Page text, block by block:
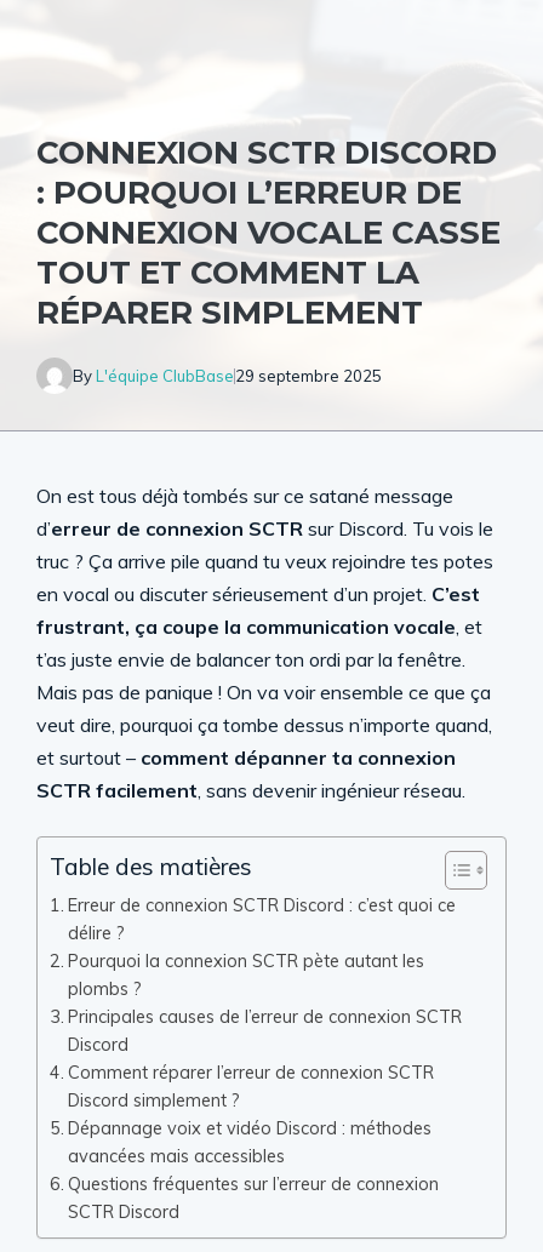
CONNEXION SCTR DISCORD
: POURQUOI L’ERREUR DE
CONNEXION VOCALE CASSE
TOUT ET COMMENT LA
RÉPARER SIMPLEMENT
ByL'équipe ClubBase29 septembre 2025
On est tous déjà tombés sur ce satané message
d’erreur de connexion SCTR sur Discord. Tu vois le
truc ? Ça arrive pile quand tu veux rejoindre tes potes
en vocal ou discuter sérieusement d’un projet. C’est
frustrant, ça coupe la communication vocale, et
t’as juste envie de balancer ton ordi par la fenêtre.
Mais pas de panique ! On va voir ensemble ce que ça
veut dire, pourquoi ça tombe dessus n’importe quand,
et surtout – comment dépanner ta connexion
SCTR facilement, sans devenir ingénieur réseau.
Table des matières
Erreur de connexion SCTR Discord : c’est quoi ce
délire ?
Pourquoi la connexion SCTR pète autant les
plombs ?
Principales causes de l’erreur de connexion SCTR
Discord
Comment réparer l’erreur de connexion SCTR
Discord simplement ?
Dépannage voix et vidéo Discord : méthodes
avancées mais accessibles
Questions fréquentes sur l’erreur de connexion
SCTR Discord